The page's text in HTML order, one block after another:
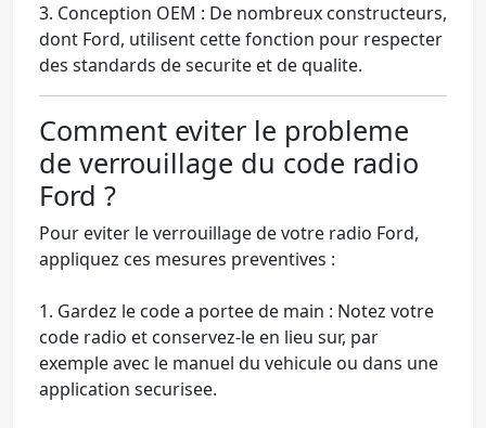
3. Conception OEM : De nombreux constructeurs,
dont Ford, utilisent cette fonction pour respecter
des standards de securite et de qualite.
Comment eviter le probleme
de verrouillage du code radio
Ford ?
Pour eviter le verrouillage de votre radio Ford,
appliquez ces mesures preventives :
1. Gardez le code a portee de main : Notez votre
code radio et conservez-le en lieu sur, par
exemple avec le manuel du vehicule ou dans une
application securisee.